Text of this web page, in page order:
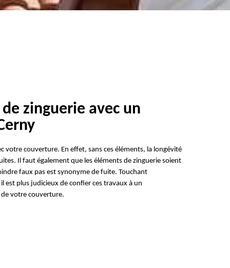
zinguerie avec un
votre couverture. En effet, sans ces éléments, la longévité
Il faut également que les éléments de zinguerie soient
faux pas est synonyme de fuite. Touchant
plus judicieux de confier ces travaux à un
votre couverture.